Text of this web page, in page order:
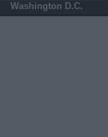
Washington D.C.